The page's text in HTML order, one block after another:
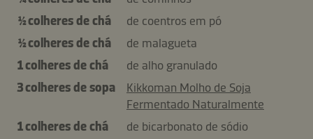
½ colheres de chá
de coentros em pó
½ colheres de chá
de malagueta
1 colheres de chá
de alho granulado
3 colheres de sopa
Kikkoman Molho de Soja
Fermentado Naturalmente
1 colheres de chá
de bicarbonato de sódio